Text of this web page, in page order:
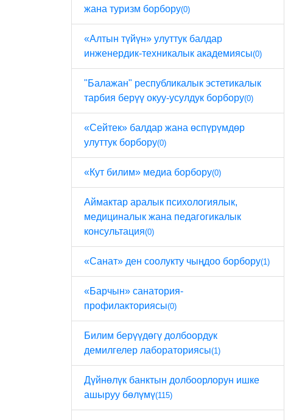
жана туризм борбору(0)
«Алтын түйүн» улуттук балдар
инженердик-техникалык академиясы(0)
"Балажан" республикалык эстетикалык
тарбия берүү окуу-усулдук борбору(0)
«Сейтек» балдар жана өспүрүмдөр
улуттук борбору(0)
«Кут билим» медиа борбору(0)
Аймактар ​​аралык психологиялык,
медициналык жана педагогикалык
консультация(0)
«Санат» ден соолукту чыңдоо борбору(1)
«Барчын» санатория-
профилакториясы(0)
Билим берүүдөгү долбоордук
демилгелер лабораториясы(1)
Дүйнөлүк банктын долбоорлорун ишке
ашыруу бөлүмү(115)